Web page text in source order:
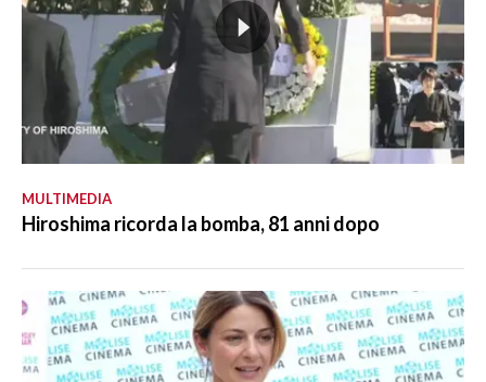
MULTIMEDIA
Hiroshima ricorda la bomba, 81 anni dopo